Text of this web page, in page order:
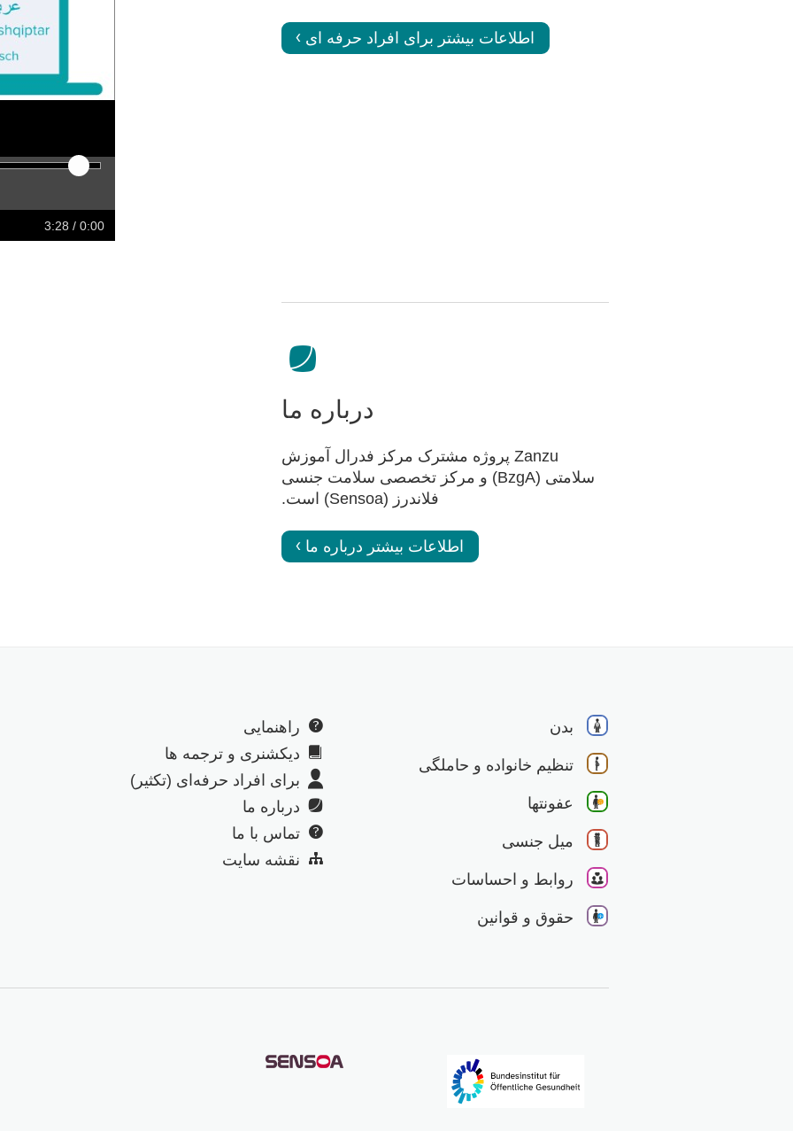
اطلاعات بیشتر برای افراد حرفه ای
0:00
/ 3:28
درباره ما
Zanzu پروژه مشترک مرکز فدرال آموزش
سلامتی (BzgA) و مرکز تخصصی سلامت جنسی
فلاندرز (Sensoa) است.
اطلاعات بیشتر درباره ما
بدن
تنظیم خانواده و حاملگی
عفونتها
میل جنسی
روابط و احساسات
حقوق و قوانین
راهنمایی
دیکشنری و ترجمه ها
برای افراد حرفه‌ای (تکثیر)
درباره ما
تماس با ما
نقشه سایت